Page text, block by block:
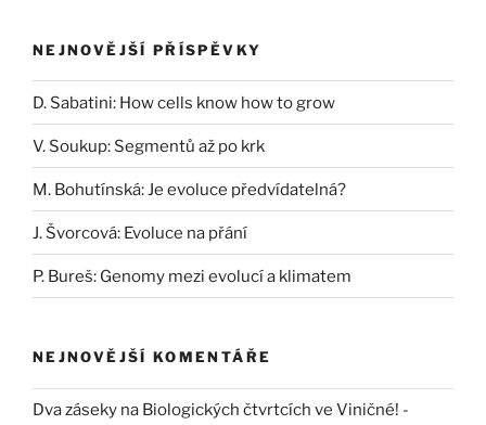
NEJNOVĚJŠÍ PŘÍSPĚVKY
D. Sabatini: How cells know how to grow
V. Soukup: Segmentů až po krk
M. Bohutínská: Je evoluce předvídatelná?
J. Švorcová: Evoluce na přání
P. Bureš: Genomy mezi evolucí a klimatem
NEJNOVĚJŠÍ KOMENTÁŘE
Dva záseky na Biologických čtvrtcích ve Viničné! -